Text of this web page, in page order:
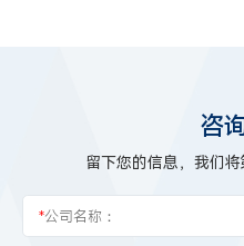
咨
留下您的信息，我们将
*公司名称：